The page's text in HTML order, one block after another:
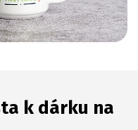
k dárku na